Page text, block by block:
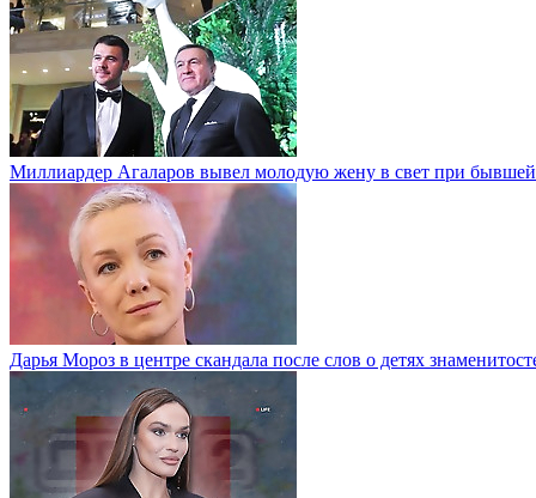
Миллиардер Агаларов вывел молодую жену в свет при бывшей
Дарья Мороз в центре скандала после слов о детях